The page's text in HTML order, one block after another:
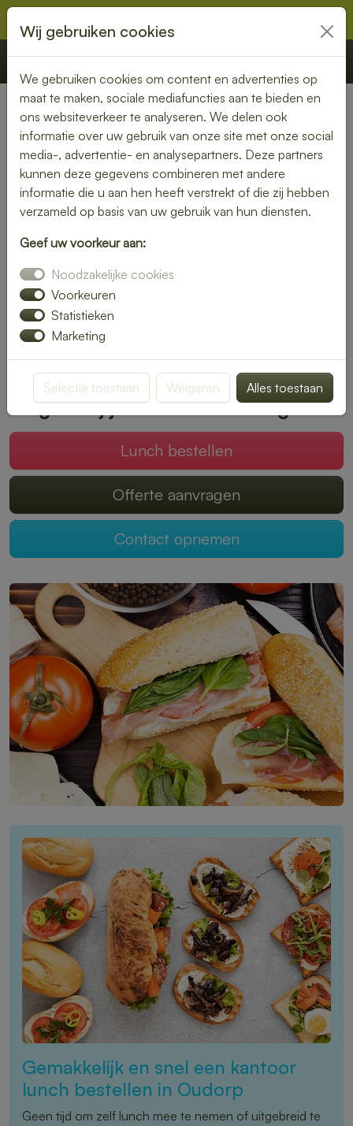
€ 0,00 Offerte Bestellen
Nederland» Oudorp
Smaakvolle lunch bezorgen in
Oudorp
lunch bezorgservice in Oudorp en geniet van heerlijke
gerechten die met liefde zijn bereid. Van knapperige
broodjes tot voedzame salades – wij bezorgen het
rechtstreeks bij jou thuis of op kantoor.
Met een gevarieerd menu is er altijd een lunch die bij jouw
genieten van een onbezorgde middagpauze.
Mogen wij jouw lunch verzorgen?
Lunch bestellen
Offerte aanvragen
Contact opnemen
Gemakkelijk en snel een kantoor
lunch bestellen in Oudorp
Geen tijd om zelf lunch mee te nemen of uitgebreid te
Wij gebruiken cookies
We gebruiken cookies om content en advertenties op
maat te maken, sociale mediafuncties aan te bieden en
ons websiteverkeer te analyseren. We delen ook
informatie over uw gebruik van onze site met onze social
media-, advertentie- en analysepartners. Deze partners
kunnen deze gegevens combineren met andere
informatie die u aan hen heeft verstrekt of die zij hebben
verzameld op basis van uw gebruik van hun diensten.
Geef uw voorkeur aan:
Noodzakelijke cookies
Voorkeuren
Statistieken
Marketing
Selectie toestaan Weigeren Alles toestaan